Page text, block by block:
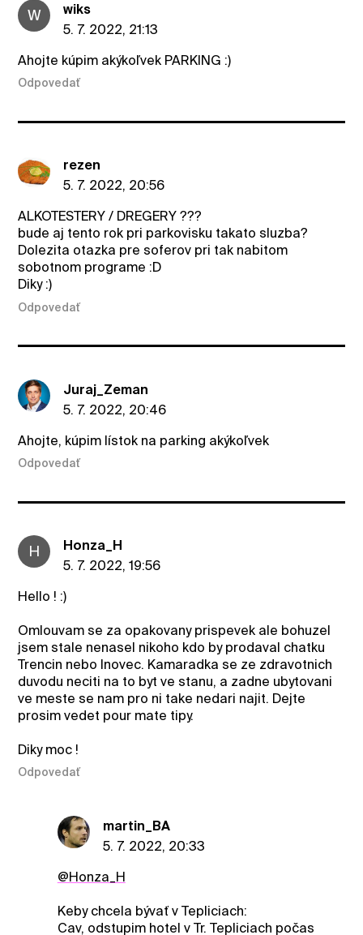
W
wiks
5. 7. 2022, 21:13
Ahojte kúpim akýkoľvek PARKING :)
Odpovedať
rezen
5. 7. 2022, 20:56
ALKOTESTERY / DREGERY ???
bude aj tento rok pri parkovisku takato sluzba?
Dolezita otazka pre soferov pri tak nabitom
sobotnom programe :D
Diky :)
Odpovedať
Juraj_Zeman
5. 7. 2022, 20:46
Ahojte, kúpim lístok na parking akýkoľvek
Odpovedať
H
Honza_H
5. 7. 2022, 19:56
Hello ! :)
Omlouvam se za opakovany prispevek ale bohuzel
jsem stale nenasel nikoho kdo by prodaval chatku
Trencin nebo Inovec. Kamaradka se ze zdravotnich
duvodu neciti na to byt ve stanu, a zadne ubytovani
ve meste se nam pro ni take nedari najit. Dejte
prosim vedet pour mate tipy.
Diky moc !
Odpovedať
martin_BA
5. 7. 2022, 20:33
@Honza_H
Keby chcela bývať v Tepliciach:
Cav, odstupim hotel v Tr. Tepliciach počas